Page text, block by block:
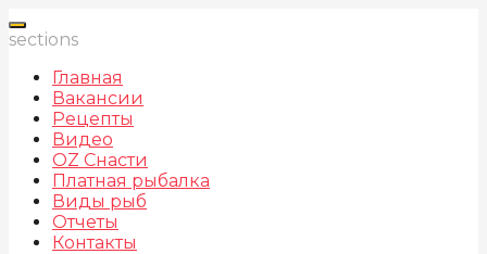
sections
Главная
Вакансии
Рецепты
Видео
OZ Снасти
Платная рыбалка
Виды рыб
Отчеты
Контакты